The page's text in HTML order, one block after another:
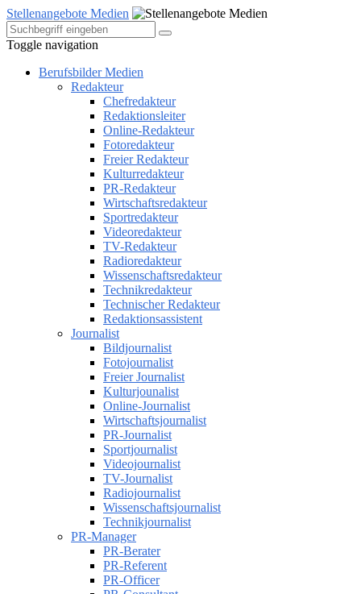
Stellenangebote Medien
Toggle navigation
Berufsbilder Medien
Redakteur
Chefredakteur
Redaktionsleiter
Online-Redakteur
Fotoredakteur
Freier Redakteur
Kulturredakteur
PR-Redakteur
Wirtschaftsredakteur
Sportredakteur
Videoredakteur
TV-Redakteur
Radioredakteur
Wissenschaftsredakteur
Technikredakteur
Technischer Redakteur
Redaktionsassistent
Journalist
Bildjournalist
Fotojournalist
Freier Journalist
Kulturjounalist
Online-Journalist
Wirtschaftsjournalist
PR-Journalist
Sportjournalist
Videojournalist
TV-Journalist
Radiojournalist
Wissenschaftsjournalist
Technikjournalist
PR-Manager
PR-Berater
PR-Referent
PR-Officer